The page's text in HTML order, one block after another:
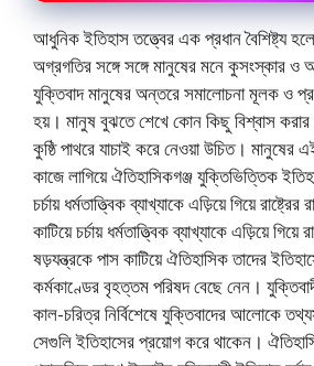
আধুনিক ইতিহাস তত্ত্বের এক প্রধান বৈশিষ্ট্য
অগ্রগতির সঙ্গে সঙ্গে মানুষের মনে কুসংস্কার
যুক্তিবাদ মানুষের অন্তরে সমালোচনা মূলক ও
হয়। মানুষ বুঝতে শেখে কোন কিছু বিশ্বাস
কুষ্ঠি পাথরে যাচাই করে নেওয়া উচিত। মানুষের
কাজে লাগিয়ে ঐতিহাসিকগঞ্জ যুক্তিভিত্তিক
চর্চায় ধর্মতাত্ত্বিক ব্যাখ্যাকে এড়িয়ে গিয়ে
কাটিয়ে চর্চায় ধর্মতাত্ত্বিক ব্যাখ্যাকে এড়িয়ে গিয়ে
ষড়যন্ত্রকে পাস কাটিয়ে ঐতিহাসিক তাদের
কর্মকাণ্ডের বৃহত্তম পরিষদ বেছে নেন।
কাল-চরিত্র নির্বিশেষে যুক্তিবাদের আলোকে
সেগুলি ইতিহাসের প্রয়োগ করে থাকেন‌।